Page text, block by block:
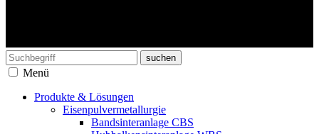
Suchen
nach:Menü
Produkte & Lösungen
Eisenpulvermetallurgie
Bandsinteranlage CBS